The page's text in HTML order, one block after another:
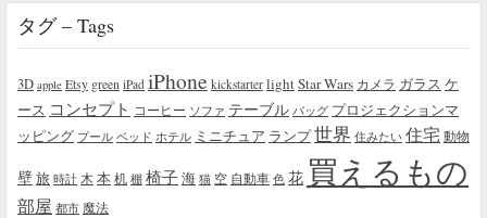
タグ – Tags
3D apple Etsy green iPad iPhone kickstarter lightStar Wars カメラ ガラス ケ
ース コンセプト コーヒー ソファ テーブル バッグ プロジェクションマ
ッピング プール ベッド ホテル ミニチュア ランプ世界 住みたい 住宅 動物
壁旅 時計 木 本机 棚 椅子海 猫 空 自動車 色 花 買えるもの
部屋 都市 魔法